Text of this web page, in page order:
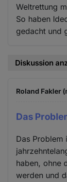
Weltrettung
So haben
gedacht und
Diskussion
Roland Fakler
Das
Das Problem
haben, ohne
werden und